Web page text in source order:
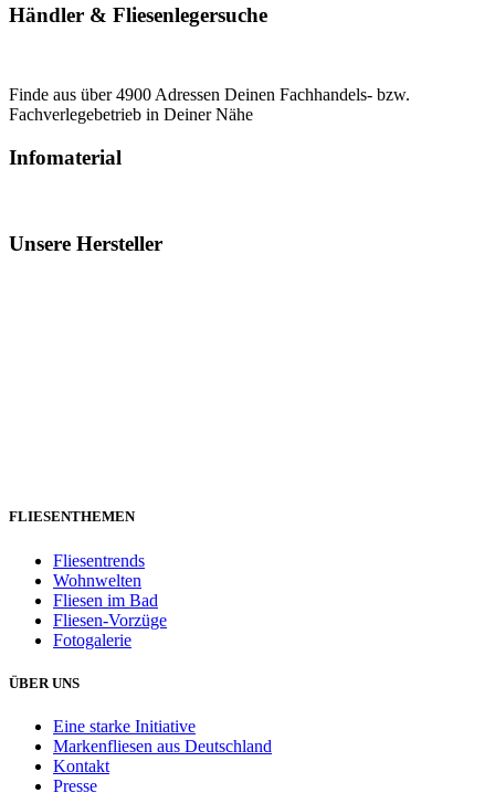
Händler & Fliesenlegersuche
Finde aus über 4900 Adressen Deinen Fachhandels- bzw.
Fachverlegebetrieb in Deiner Nähe
Infomaterial
Unsere Hersteller
FLIESENTHEMEN
Fliesentrends
Wohnwelten
Fliesen im Bad
Fliesen-Vorzüge
Fotogalerie
ÜBER UNS
Eine starke Initiative
Markenfliesen aus Deutschland
Kontakt
Presse